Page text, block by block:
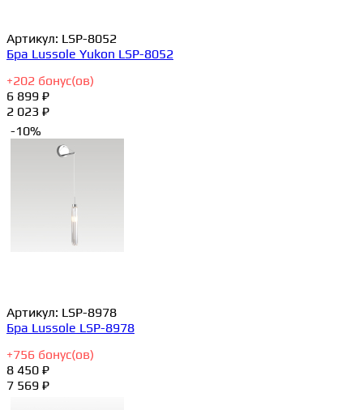
Артикул: LSP-8052
Бра Lussole Yukon LSP-8052
+202 бонус(ов)
6 899 ₽
2 023 ₽
-10%
Артикул: LSP-8978
Бра Lussole LSP-8978
+756 бонус(ов)
8 450 ₽
7 569 ₽